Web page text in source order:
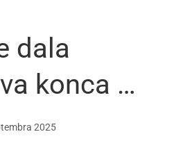
dala
konca …
2025